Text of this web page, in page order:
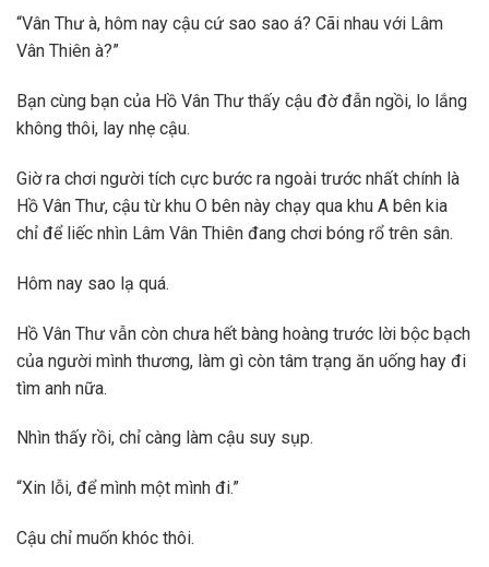
“Vân Thư à, hôm nay cậu cứ sao sao á? Cãi nhau với Lâm
Vân Thiên à?”
Bạn cùng bạn của Hồ Vân Thư thấy cậu đờ đẫn ngồi, lo lắng
không thôi, lay nhẹ cậu.
Giờ ra chơi người tích cực bước ra ngoài trước nhất chính là
Hồ Vân Thư, cậu từ khu O bên này chạy qua khu A bên kia
chỉ để liếc nhìn Lâm Vân Thiên đang chơi bóng rổ trên sân.
Hôm nay sao lạ quá.
Hồ Vân Thư vẫn còn chưa hết bàng hoàng trước lời bộc bạch
của người mình thương, làm gì còn tâm trạng ăn uống hay đi
tìm anh nữa.
Nhìn thấy rồi, chỉ càng làm cậu suy sụp.
“Xin lỗi, để mình một mình đi.”
Cậu chỉ muốn khóc thôi.